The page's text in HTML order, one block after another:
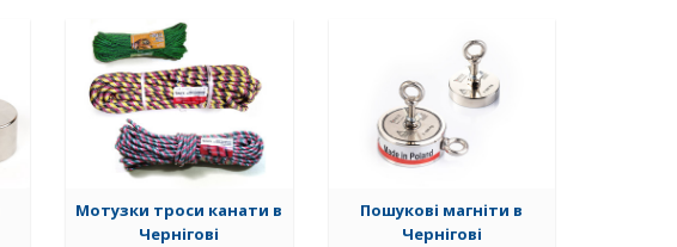
Мотузки троси канати в
Чернігові
Пошукові магніти в
Чернігові